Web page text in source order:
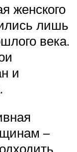
женского
лишь
века.
и
–